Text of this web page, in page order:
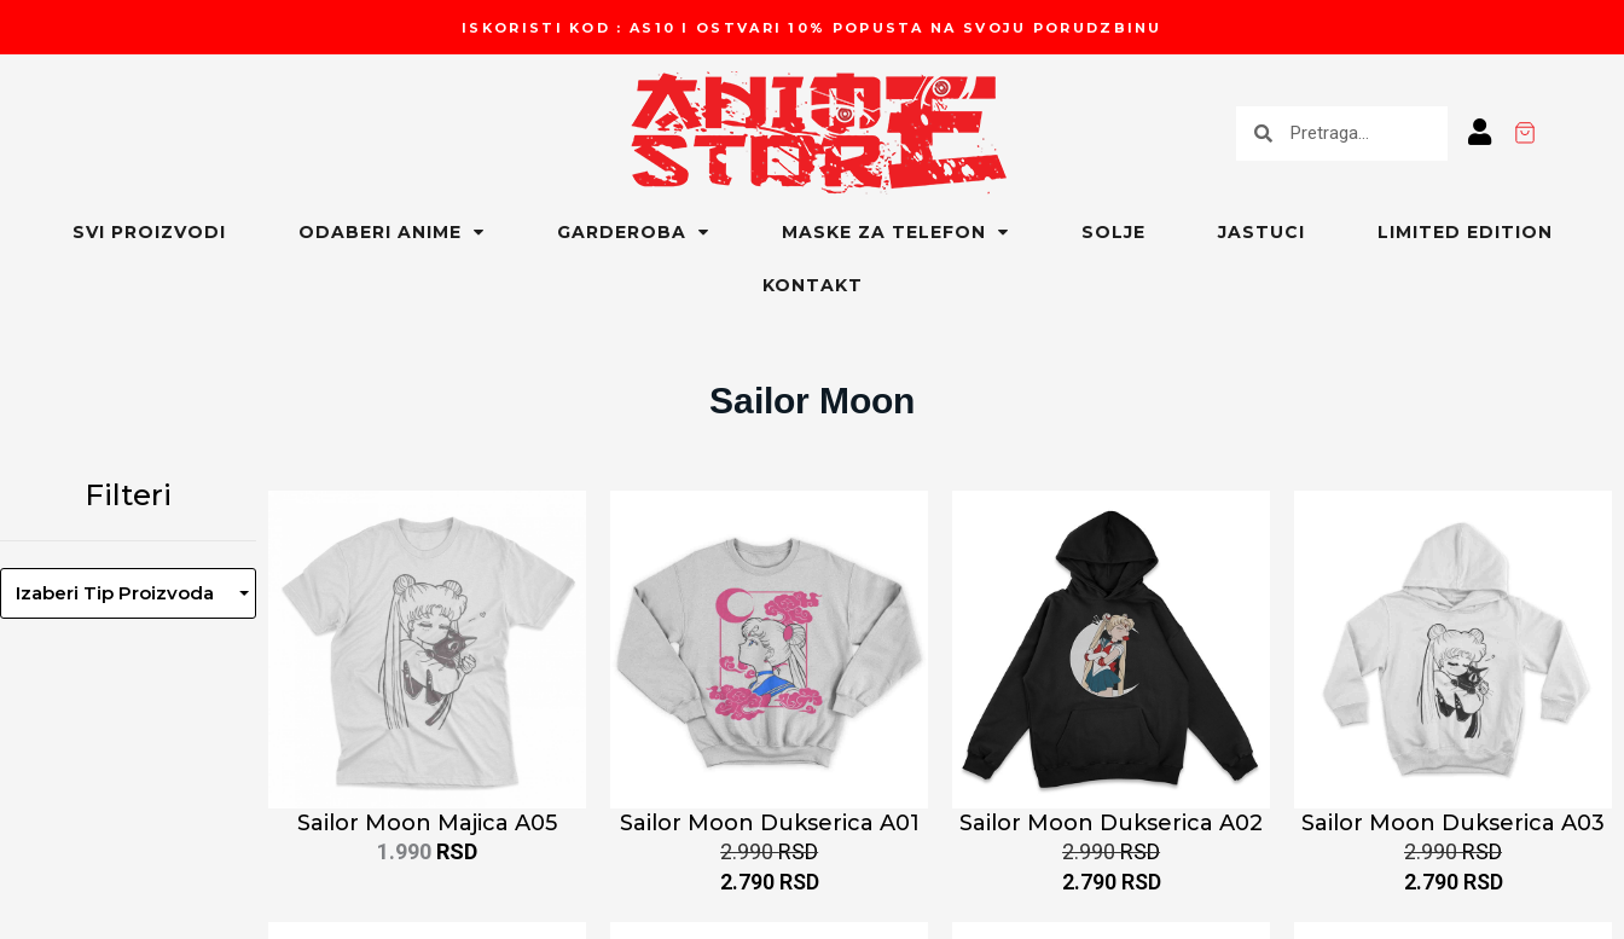
ISKORISTI KOD : AS10 I OSTVARI 10% POPUSTA NA SVOJU PORUDZBINU
SVI PROIZVODI ODABERI ANIME GARDEROBA MASKE ZA TELEFON SOLJE JASTUCI LIMITED EDITION
KONTAKT
Sailor Moon
Filteri
Izaberi Tip Proizvoda
Sailor Moon Majica A05
1.990 RSD
Sailor Moon Dukserica A01
2.990RSD
2.790 RSD
Sailor Moon Dukserica A02
2.990RSD
2.790 RSD
Sailor Moon Dukserica A03
2.990RSD
2.790 RSD